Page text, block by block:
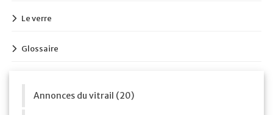
Le verre
Glossaire
Annonces du vitrail (20)